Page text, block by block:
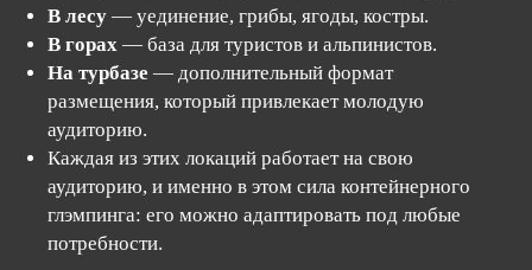
В лесу — уединение, грибы, ягоды, костры.
В горах — база для туристов и альпинистов.
На турбазе — дополнительный формат
размещения, который привлекает молодую
аудиторию.
Каждая из этих локаций работает на свою
аудиторию, и именно в этом сила контейнерного
глэмпинга: его можно адаптировать под любые
потребности.
Политика в отношении обработки
персональных данных
Реквизиты
Блог
Производство
О компании
Баня